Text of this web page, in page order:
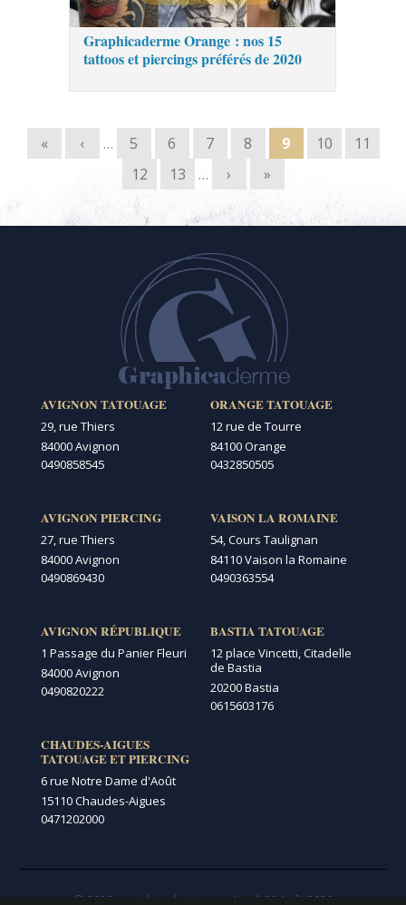
Graphicaderme Orange : nos 15
tattoos et piercings préférés de 2020
Pages
« ‹ … 5 6 7 8 9 10
11
12
13 … › »
AVIGNON TATOUAGE
29, rue Thiers
84000 Avignon
0490858545
AVIGNON PIERCING
27, rue Thiers
84000 Avignon
0490869430
AVIGNON RÉPUBLIQUE
1 Passage du Panier Fleuri
84000 Avignon
0490820222
CHAUDES-AIGUES
TATOUAGE ET PIERCING
6 rue Notre Dame d'Août
15110 Chaudes-Aigues
0471202000
ORANGE TATOUAGE
12 rue de Tourre
84100 Orange
0432850505
VAISON LA ROMAINE
54, Cours Taulignan
84110 Vaison la Romaine
0490363554
BASTIA TATOUAGE
12 place Vincetti, Citadelle
de Bastia
20200 Bastia
0615603176
© 2026 - graphicaderme.com Jeudi 06 Août 2026